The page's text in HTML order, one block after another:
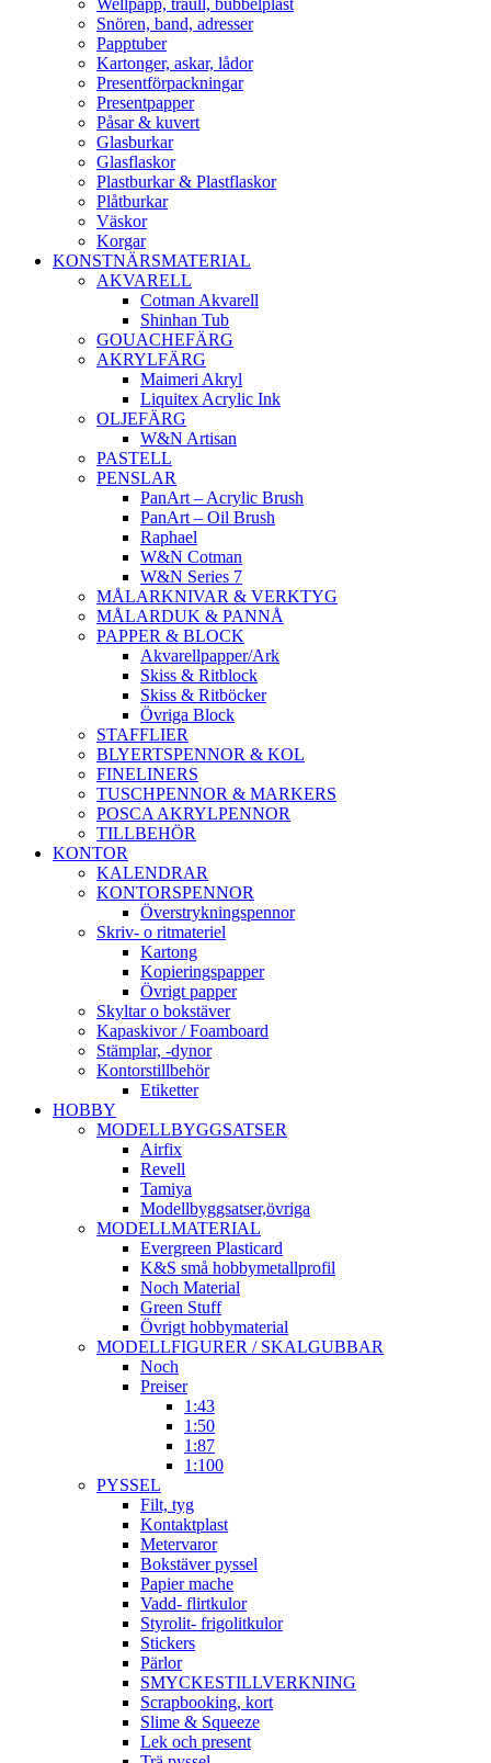
Snören, band, adresser
Papptuber
Kartonger, askar, lådor
Presentförpackningar
Presentpapper
Påsar & kuvert
Glasburkar
Glasflaskor
Plastburkar & Plastflaskor
Plåtburkar
Väskor
Korgar
KONSTNÄRSMATERIAL
AKVARELL
Cotman Akvarell
Shinhan Tub
GOUACHEFÄRG
AKRYLFÄRG
Maimeri Akryl
Liquitex Acrylic Ink
OLJEFÄRG
W&N Artisan
PASTELL
PENSLAR
PanArt – Acrylic Brush
PanArt – Oil Brush
Raphael
W&N Cotman
W&N Series 7
MÅLARKNIVAR & VERKTYG
MÅLARDUK & PANNÅ
PAPPER & BLOCK
Akvarellpapper/Ark
Skiss & Ritblock
Skiss & Ritböcker
Övriga Block
STAFFLIER
BLYERTSPENNOR & KOL
FINELINERS
TUSCHPENNOR & MARKERS
POSCA AKRYLPENNOR
TILLBEHÖR
KONTOR
KALENDRAR
KONTORSPENNOR
Överstrykningspennor
Skriv- o ritmateriel
Kartong
Kopieringspapper
Övrigt papper
Skyltar o bokstäver
Kapaskivor / Foamboard
Stämplar, -dynor
Kontorstillbehör
Etiketter
HOBBY
MODELLBYGGSATSER
Airfix
Revell
Tamiya
Modellbyggsatser,övriga
MODELLMATERIAL
Evergreen Plasticard
K&S små hobbymetallprofil
Noch Material
Green Stuff
Övrigt hobbymaterial
MODELLFIGURER / SKALGUBBAR
Noch
Preiser
1:43
1:50
1:87
1:100
PYSSEL
Filt, tyg
Kontaktplast
Metervaror
Bokstäver pyssel
Papier mache
Vadd- flirtkulor
Styrolit- frigolitkulor
Stickers
Pärlor
SMYCKESTILLVERKNING
Scrapbooking, kort
Slime & Squeeze
Lek och present